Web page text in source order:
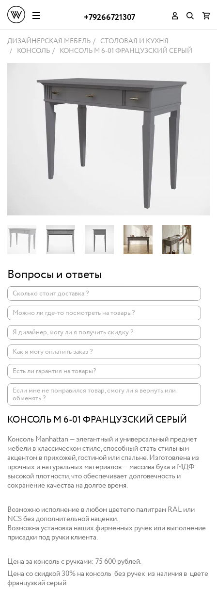
+79266721307
ДИЗАЙНЕРСКАЯ МЕБЕЛЬ
СТОЛОВАЯ И КУХНЯ
КОНСОЛЬ
КОНСОЛЬ M 6-01 ФРАНЦУЗСКИЙ СЕРЫЙ
Вопросы и ответы
Сколько стоит доставка ?
Можно ли где-то посмотреть на товары?
Я дизайнер, могу ли я получить скидку ?
Как я могу оплатить заказ ?
Есть ли гарантия на товары?
Если мне не понравился товар, смогу ли я вернуть или
обменять ?
КОНСОЛЬ M 6-01 ФРАНЦУЗСКИЙ СЕРЫЙ
Консоль Manhattan — элегантный и универсальный предмет
мебели в классическом стиле, способный стать стильным
акцентом в прихожей, гостиной или спальне. Изготовлена из
прочных и натуральных материалов — массива бука и МДФ
высокой плотности, что обеспечивает долговечность и
сохранение качества на долгое время.
Возможно исполнение в любом цветепо палитрам RAL или
NCS без дополнительной наценки.
Возможна установка наших фирменных ручек или выполнение
присадки под ручки клиента.
Цена за консоль с ручками: 75 600 рублей.
Цена со скидкой 30% на консоль без ручек из наличия в цвете
французкий серый